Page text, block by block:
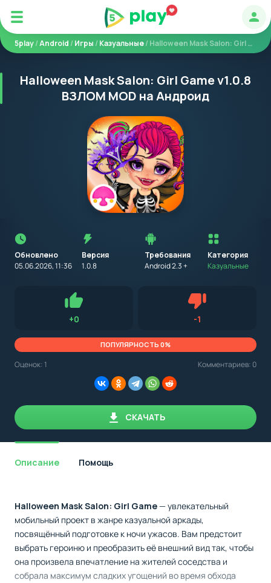
5play/Android /Игры /Казуальные/ Halloween Mask Salon: Girl Game
Halloween Mask Salon: Girl Game v1.0.8
ВЗЛОМ MOD на Андроид
Обновлено
05.06.2026, 11:36
Версия
1.0.8
Требования
Android 2.3 +
установкой
приложения
на
устройство
с
указываем
минимальные
необходимые
Категория
Казуальные
обращать внимание на установленную версию Android
OS. Мы указываем минимально необходимую версию для
+0Нравится -1
ПОПУЛЯРНОСТЬ 0%
Оценок:1 Комментариев: 0
СКАЧАТЬ
Описание Помощь
Halloween Mask Salon: Girl Game— увлекательный
мобильный проект в жанре казуальной аркады,
посвящённый подготовке к ночи ужасов. Вам предстоит
выбрать героиню и преобразить её внешний вид так, чтобы
она произвела впечатление на жителей соседства и
собрала максимум сладких угощений во время обхода